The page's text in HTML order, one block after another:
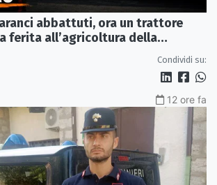
abbattuti, ora un trattore
ferita all’agricoltura della
Condividi su:
12 ore fa